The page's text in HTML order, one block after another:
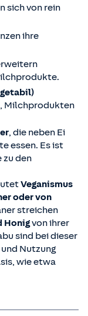
sich von rein
ihre
Milchprodukten
, die neben Ei
essen. Es ist
zu den
Veganismus
oder von
streichen
Honigvon ihrer
sind bei dieser
Nutzung
wie etwa